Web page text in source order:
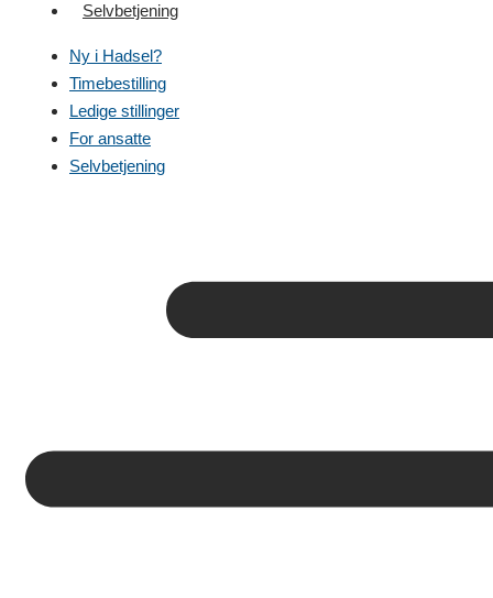
Selvbetjening
Ny i Hadsel?
Timebestilling
Ledige stillinger
For ansatte
Selvbetjening